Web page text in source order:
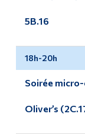
5B.16
18h-20h
Soirée
Oliver’s